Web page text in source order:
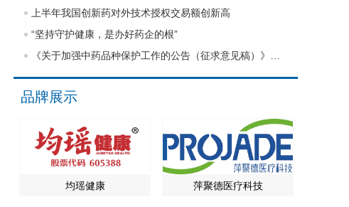
上半年我国创新药对外技术授权交易额创新高
“坚持守护健康，是办好药企的根”
品牌展示
均瑶健康 萍聚德医疗科技